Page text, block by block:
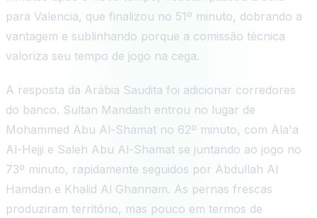
para Valencia, que finalizou no 51º minuto, dobrando a
vantagem e sublinhando porque a comissão técnica
valoriza seu tempo de jogo na cega.
A resposta da Arábia Saudita foi adicionar corredores
do banco. Sultan Mandash entrou no lugar de
Mohammed Abu Al-Shamat no 62º minuto, com Ala'a
Al-Hejji e Saleh Abu Al-Shamat se juntando ao jogo no
73º minuto, rapidamente seguidos por Abdullah Al
Hamdan e Khalid Al Ghannam. As pernas frescas
produziram território, mas pouco em termos de